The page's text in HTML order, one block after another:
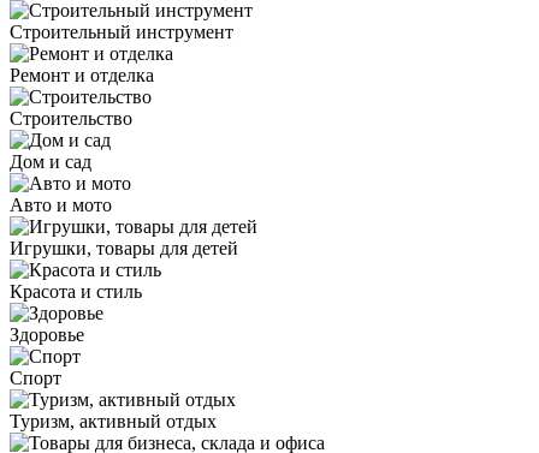
Строительный инструмент
Ремонт и отделка
Строительство
Дом и сад
Авто и мото
Игрушки, товары для детей
Красота и стиль
Здоровье
Спорт
Туризм, активный отдых